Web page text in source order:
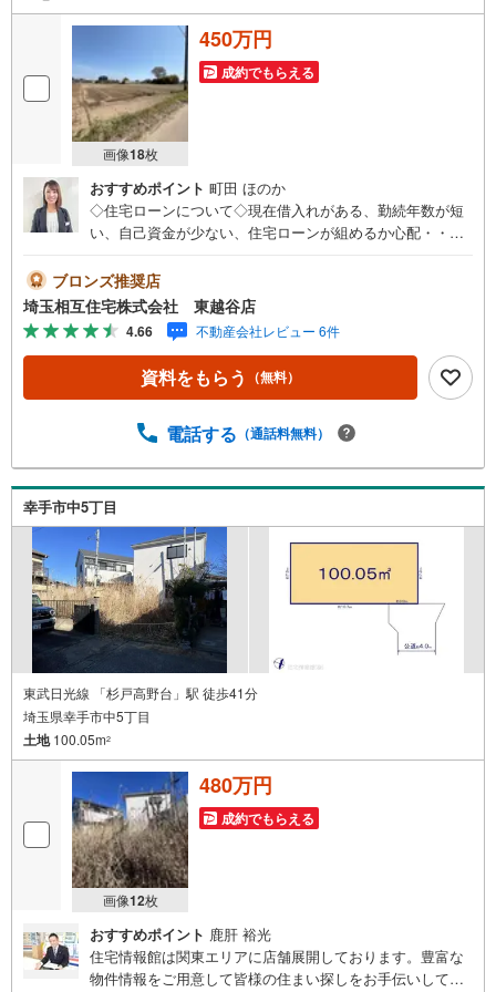
画像18枚
450万円
成約でもらえる
おすすめポイント 町田 ほのか
◇住宅ローンについて◇現在借入れがある、勤続年数が短
い、自己資金が少ない、住宅ローンが組めるか心配・・・
ーおります！お気軽にご相談下さい。◇買取保証付き売却
システム◇お住み替えでご自宅が売れない、不動産早期現
金化をしたい、他社に販売活動を依頼しているが売れな
い・・・そう思われている方。一定期間で成約に至らなか
った場合、予め設定させていただいた金額で当社が買取致
します。越谷の戸建、土地、マンション買取は弊社まで！
いただき、ご契約になりますと素敵な特典を差し上げま
イクロン掃除機等をプレゼント♪（特典は当社一定基準を
設けております。詳しくはお問合せ下さい）◇お子様がい
るお客様でも安心◇キッズスペース完備。チャイルドシー
トも完備しているので、必要の際はお声掛け下さい。
ブロンズ推奨店
埼玉相互住宅株式会社 東越谷店
4.66 不動産会社レビュー 6件
資料をもらう （無料）
電話する （通話料無料）
幸手市中5丁目
東武日光線 「杉戸高野台」駅 徒歩41分
埼玉県幸手市中5丁目
土地100.05m2
画像12枚
480万円
成約でもらえる
おすすめポイント 鹿肝 裕光
住宅情報館は関東エリアに店舗展開しております。豊富な
物件情報をご用意して皆様の住まい探しをお手伝いしてお